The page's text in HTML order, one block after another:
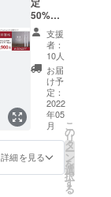
す。
い。 ※
ご注文
状況、
使用部
材の供
給状
況、製
造工程
上の都
合等に
より出
荷時期
が遅れ
×2個 ・
充電
ケーブ
ル×1個
（箱サ
イズ：
220mm
×50mm
×20mm
ザイ
ン・仕
様は変
50%OF
F ！] ・
ミニマ
ルソ
ニック×
２セッ
ト ・
9,900円
［一般
販売予
定価格
19,800
円の
50%OF
支援
者：
10人
お届
け予
定：
2022
年05
月
詳細を見る
こ
の
リ
タ
ー
ン
を
選
択
す
る